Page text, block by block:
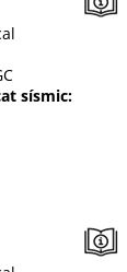
sísmic: